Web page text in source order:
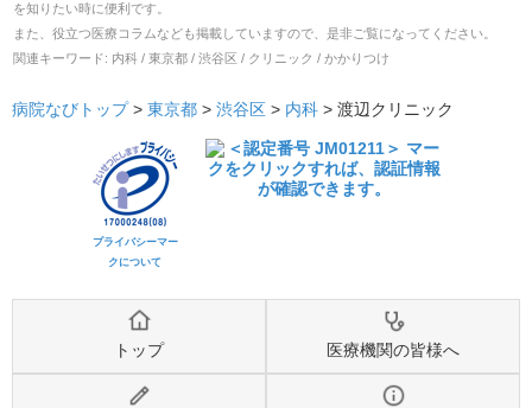
を知りたい時に便利です。
また、役立つ医療コラムなども掲載していますので、是非ご覧になってください。
関連キーワード: 内科 / 東京都 / 渋谷区 / クリニック / かかりつけ
病院なびトップ > 東京都 > 渋谷区 > 内科 > 渡辺クリニック
プライバシーマー
クについて
トップ 医療機関の皆様へ